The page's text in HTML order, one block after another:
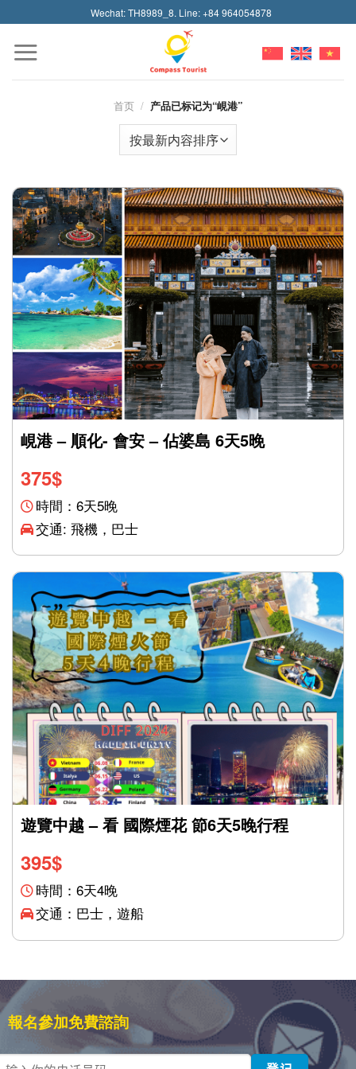
to
content
Wechat: TH8989_8. Line: +84 964054878
首页 / 产品已标记为“峴港”
峴港 – 順化- 會安 – 佔婆島 6天5晚
375$
時間：6天5晚
交通: 飛機，巴士
遊覽中越 – 看 國際煙花 節6天5晚行程
395$
時間：6天4晚
交通：巴士，遊船
報名參加免費諮詢